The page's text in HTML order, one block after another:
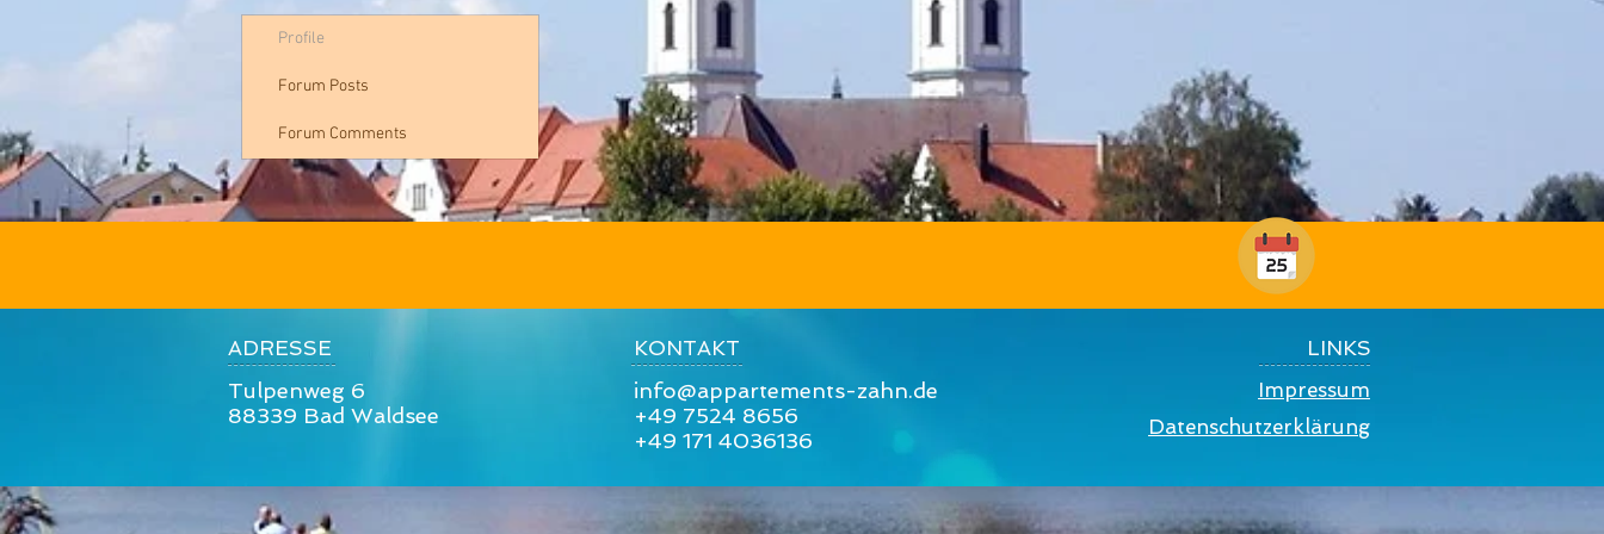
Profile
Forum Posts
Forum Comments
ADRESSE
Tulpenweg 6
88339 Bad Waldsee
KONTAKT
info@appartements-zahn.de
+49 7524 8656
+49 171 4036136
LINKS
Impressum
Datenschutzerklärung